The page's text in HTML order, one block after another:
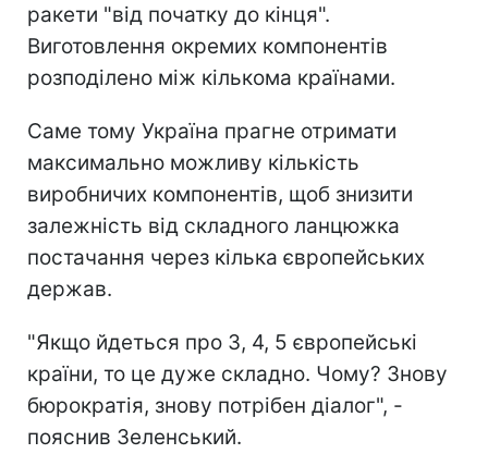
ракети "від початку до кінця".
Виготовлення окремих компонентів
розподілено між кількома країнами.
Саме тому Україна прагне отримати
максимально можливу кількість
виробничих компонентів, щоб знизити
залежність від складного ланцюжка
постачання через кілька європейських
держав.
"Якщо йдеться про 3, 4, 5 європейські
країни, то це дуже складно. Чому? Знову
бюрократія, знову потрібен діалог", -
пояснив Зеленський.